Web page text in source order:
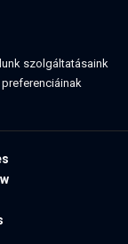
szolgáltatásaink